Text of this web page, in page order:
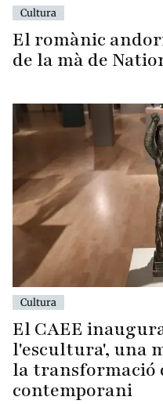
Cultura
El romànic
de la mà de
Cultura
El CAEE
l'escultura', una
la transformació
contemporani